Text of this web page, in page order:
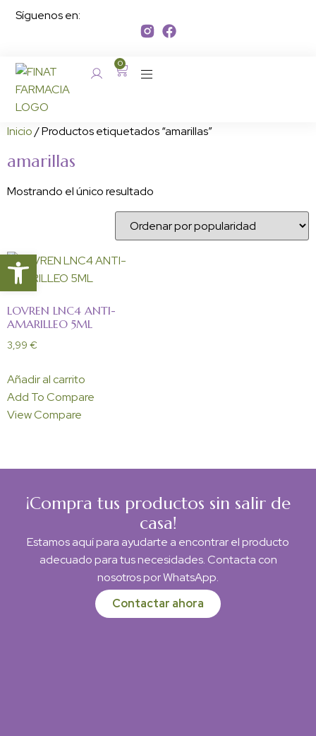
Síguenos en:
0
Inicio/ Productos etiquetados “amarillas”
amarillas
Mostrando el único resultado
LOVREN LNC4 ANTI-
AMARILLEO 5ML
3,99 €
Añadir al carrito
Add To Compare
View Compare
¡Compra tus productos sin salir de
casa!
Estamos aquí para ayudarte a encontrar el producto
adecuado para tus necesidades. Contacta con
nosotros por WhatsApp.
Contactar ahora
Abrir barra de herramientas